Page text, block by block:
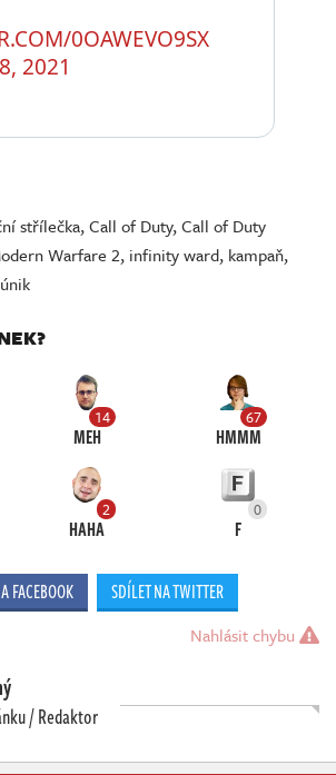
0OAWEVO9SX
2021
střílečka,Call of Duty,Call of Duty
Warfare 2, infinity ward, kampaň,
únik
14
MEH
67
HMMM
2
HAHA
0
F
FACEBOOK SDÍLET NA TWITTER
Nahlásit chybu
/ Redaktor